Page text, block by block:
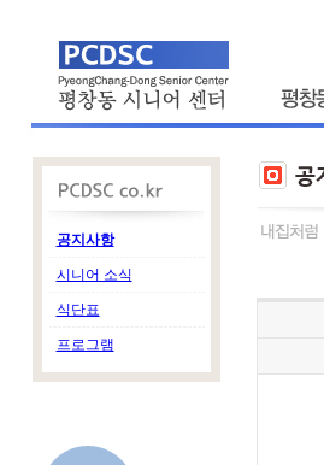
공지사항
시니어 소식
식단표
프로그램